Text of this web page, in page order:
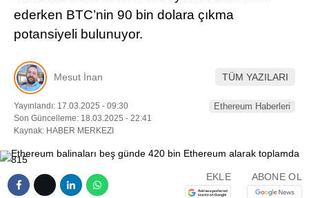
ederken BTC’nin 90 bin dolara çıkma
potansiyeli bulunuyor.
Mesut İnan TÜM YAZILARI
Yayınlandı: 17.03.2025 - 09:30
Son Güncelleme: 18.03.2025 - 22:41
Kaynak: HABER MERKEZI
Ethereum Haberleri
EKLE ABONE OL